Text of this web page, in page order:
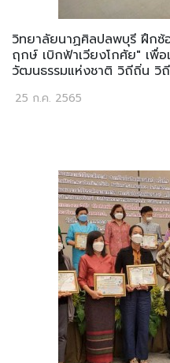
วิทยาลัยนาฏศิลปลพบุรี ฝึกซ้
ฤกษ์ เบิกฟ้าเวียงโกศัย" เพื่
วัฒนธรรมแห่งชาติ วิถีถิ่น วิ
25 ก.ค. 2565